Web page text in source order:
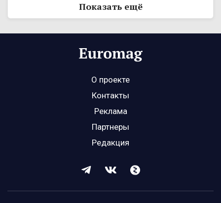
Показать ещё
О проекте
Контакты
Реклама
Партнеры
Редакция